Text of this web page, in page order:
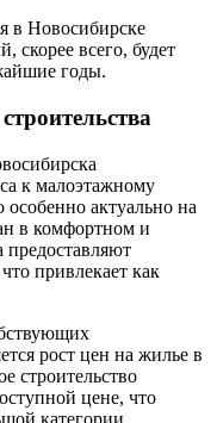
в Новосибирске
скорее всего, будет
годы.
к малоэтажному
особенно актуально на
в комфортном и
привлекает как
рост цен на жилье в
строительство
цене, что
категории